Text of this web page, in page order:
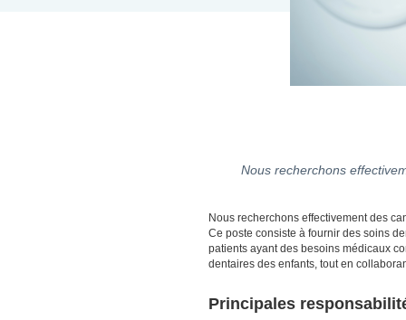
Nous recherchons
Nous recherchons effectivement des
Ce poste consiste à fournir des soins
patients ayant des besoins médicaux
dentaires des enfants, tout en
Principales